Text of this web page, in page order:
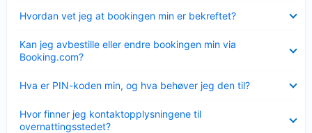
Hvordan vet jeg at bookingen min er bekreftet?
mindre
Kan jeg avbestille eller endre bookingen min via
Booking.com?
mindre
Hva er PIN-koden min, og hva behøver jeg den til?
mindre
Hvor finner jeg kontaktopplysningene til
overnattingsstedet?
mindre